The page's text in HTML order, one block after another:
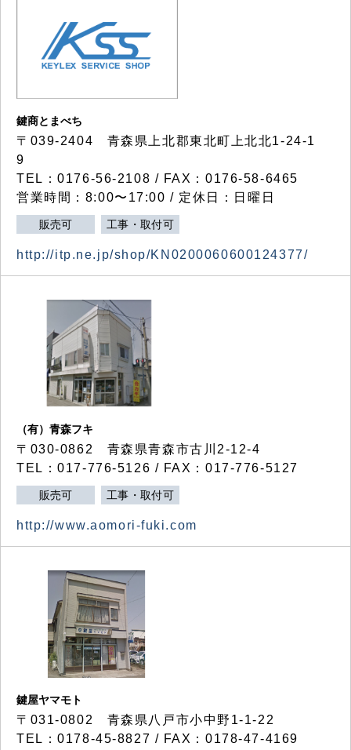
鍵商とまべち
〒039-2404 青森県上北郡東北町上北北1-24-1
9
TEL：0176-56-2108 / FAX：0176-58-6465
営業時間：8:00〜17:00 / 定休日：日曜日
販売可 工事・取付可
http://itp.ne.jp/shop/KN0200060600124377/
（有）青森フキ
〒030-0862 青森県青森市古川2-12-4
TEL：017-776-5126 / FAX：017-776-5127
販売可 工事・取付可
http://www.aomori-fuki.com
鍵屋ヤマモト
〒031-0802 青森県八戸市小中野1-1-22
TEL：0178-45-8827 / FAX：0178-47-4169